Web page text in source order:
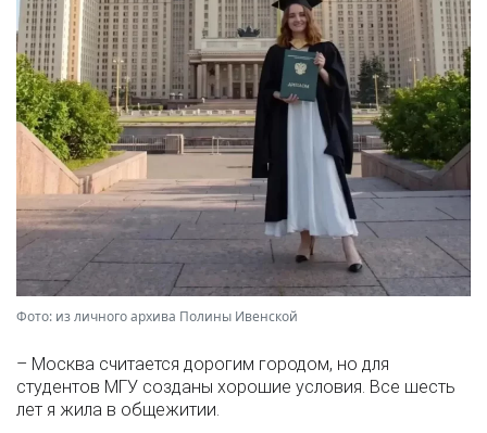
Фото: из личного архива Полины Ивенской
– Москва считается дорогим городом, но для
студентов МГУ созданы хорошие условия. Все шесть
лет я жила в общежитии.